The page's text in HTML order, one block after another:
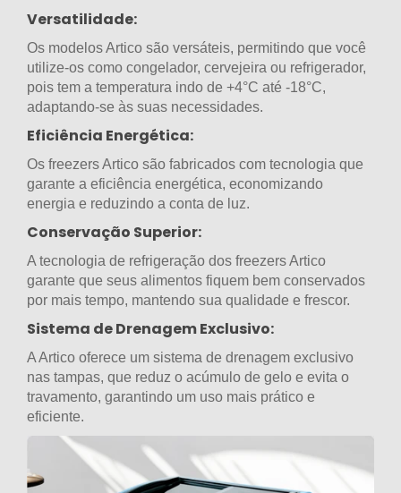
Versatilidade:
Os modelos Artico são versáteis, permitindo que você
utilize-os como congelador, cervejeira ou refrigerador,
pois tem a temperatura indo de +4°C até -18°C,
adaptando-se às suas necessidades.
Eficiência Energética:
Os freezers Artico são fabricados com tecnologia que
garante a eficiência energética, economizando
energia e reduzindo a conta de luz.
Conservação Superior:
A tecnologia de refrigeração dos freezers Artico
garante que seus alimentos fiquem bem conservados
por mais tempo, mantendo sua qualidade e frescor.
Sistema de Drenagem Exclusivo:
A Artico oferece um sistema de drenagem exclusivo
nas tampas, que reduz o acúmulo de gelo e evita o
travamento, garantindo um uso mais prático e
eficiente.